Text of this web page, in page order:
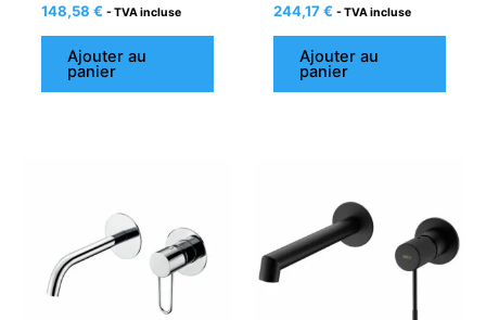
148,58 € - TVA incluse
Ajouter au
panier
244,17€ - TVA incluse
Ajouter au
panier